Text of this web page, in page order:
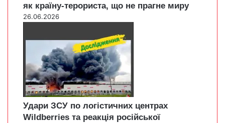
як країну-терориста, що не прагне миру
26.06.2026
Удари ЗСУ по логістичних центрах
Wildberries та реакція російської